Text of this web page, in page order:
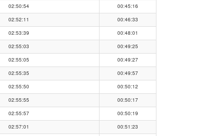
02:50:54
00:45:16
02:52:11
00:46:33
02:53:39
00:48:01
02:55:03
00:49:25
02:55:05
00:49:27
02:55:35
00:49:57
02:55:50
00:50:12
02:55:55
00:50:17
02:55:57
00:50:19
02:57:01
00:51:23